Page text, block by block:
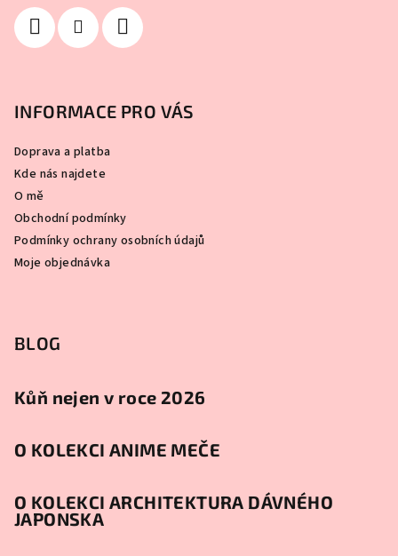
INFORMACE PRO VÁS
Doprava a platba
Kde nás najdete
O mě
Obchodní podmínky
Podmínky ochrany osobních údajů
Moje objednávka
BLOG
Kůň nejen v roce 2026
O KOLEKCI ANIME MEČE
O KOLEKCI ARCHITEKTURA DÁVNÉHO
JAPONSKA